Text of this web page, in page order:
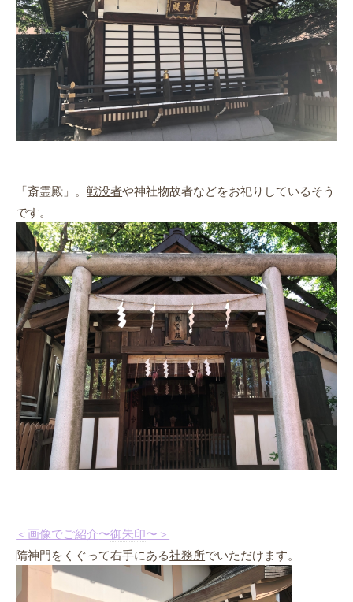
「斎霊殿」。戦没者や神社物故者などをお祀りしているそう
です。
＜画像でご紹介〜御朱印〜＞
隋神門をくぐって右手にある社務所でいただけます。